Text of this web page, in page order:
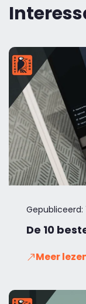
Gepubliceerd:
De 10
Meer